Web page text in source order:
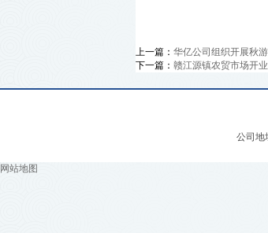
上一篇： 华亿公司组织开展秋
下一篇： 赣江源镇农贸市场开
公司地
网站地图